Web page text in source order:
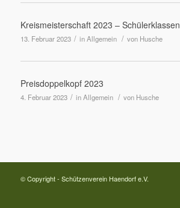
Kreismeisterschaft 2023 – Schülerklassen
13. Februar 2023 / inAllgemein / von Husche
Preisdoppelkopf 2023
4. Februar 2023 / inAllgemein / von Husche
© Copyright - Schützenverein Haendorf e.V.